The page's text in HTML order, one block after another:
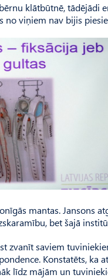
klātbūtnē, tādējādi
viņiem nav bijis
mantas. Jansons
bet šajā
zvanīt saviem
Konstatēts, ka
līdz mājām un